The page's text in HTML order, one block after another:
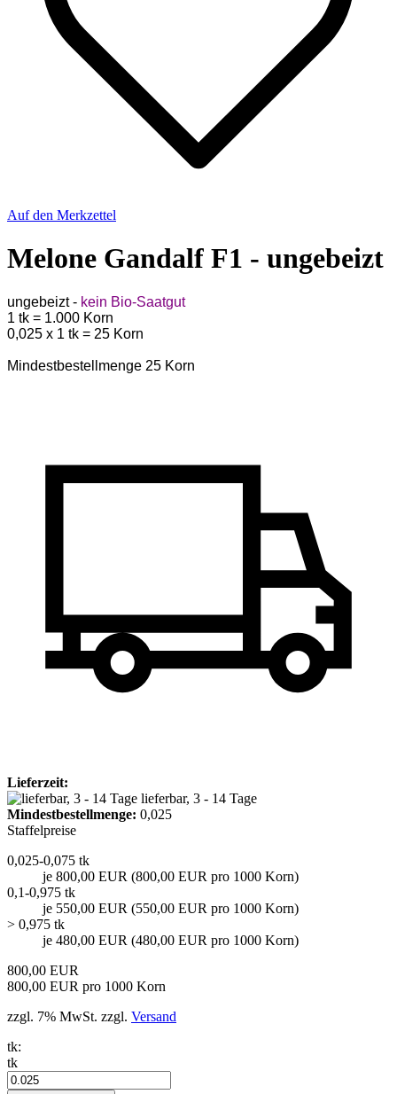
Auf den Merkzettel
Melone Gandalf F1 - ungebeizt
ungebeizt - kein Bio-Saatgut
1 tk = 1.000 Korn
0,025 x 1 tk = 25 Korn
Mindestbestellmenge 25 Korn
Lieferzeit:
lieferbar, 3 - 14 Tage
Mindest­bestellmenge: 0,025
Staffelpreise
0,025-0,075 tk
je 800,00 EUR (800,00 EUR pro 1000 Korn)
0,1-0,975 tk
je 550,00 EUR (550,00 EUR pro 1000 Korn)
> 0,975 tk
je 480,00 EUR (480,00 EUR pro 1000 Korn)
800,00 EUR
800,00 EUR pro 1000 Korn
zzgl. 7% MwSt. zzgl. Versand
tk:
tk